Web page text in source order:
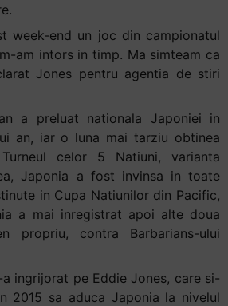
week-end un joc din campionatul
am intors in timp. Ma simteam ca
Jones pentru agentia de stiri
a preluat nationala Japoniei in
an, iar o luna mai tarziu obtinea
celor 5 Natiuni, varianta
Japonia a fost invinsa in toate
in Cupa Natiunilor din Pacific,
a mai inregistrat apoi alte doua
propriu, contra Barbarians-ului
ingrijorat pe Eddie Jones, care si-
2015 sa aduca Japonia la nivelul